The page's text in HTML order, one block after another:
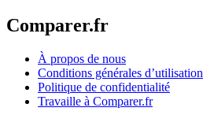
Comparer.fr
À propos de nous
Conditions générales d’utilisation
Politique de confidentialité
Travaille à Comparer.fr